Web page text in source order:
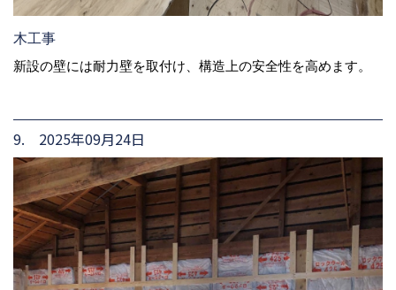
木工事
新設の壁には耐力壁を取付け、構造上の安全性を高めます。
9. 2025年09月24日